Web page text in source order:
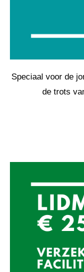
Speciaal voor de
de trots